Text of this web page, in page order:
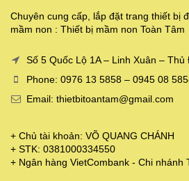
Chuyên cung cấp, lắp đặt trang thiết bị
mầm non : Thiết bị mầm non Toàn Tâm
Số 5 Quốc Lộ 1A – Linh Xuân – Thủ
Phone: 0976 13 5858 – 0945 08
Email: thietbitoantam@gmail.com
+ Chủ tài khoản: VÕ QUANG CHÁNH
+ STK: 0381000334550
+ Ngân hàng VietCombank - Chi nhánh